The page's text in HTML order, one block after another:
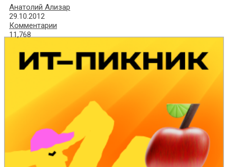
Анатолий Ализар
29.10.2012
Комментарии
11,768